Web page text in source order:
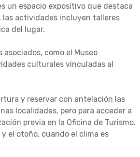
un espacio expositivo que destaca
las actividades incluyen talleres
del lugar.
como el Museo
culturales vinculadas al
y reservar con antelación las
localidades, pero para acceder a
previa en la Oficina de Turismo.
el otoño, cuando el clima es